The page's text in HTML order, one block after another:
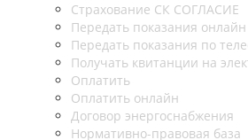
Страхование СК СОГЛАСИЕ
Передать показания онлайн
Передать показания по
Получать квитанции на
Оплатить
Оплатить онлайн
Договор энергоснабжения
Нормативно-правовая база